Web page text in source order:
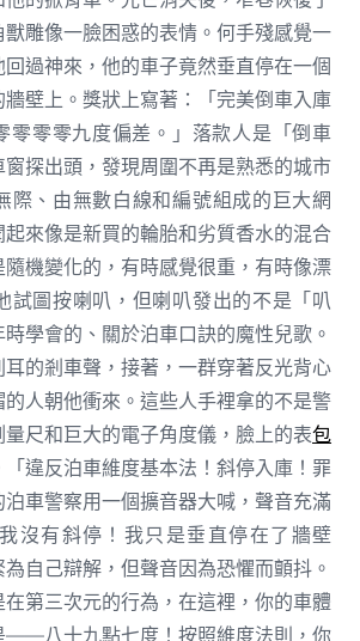
雕像一臉困惑的表情。何手殘感覺一
過神來，他的車子竟然垂直停在一個
壁上。獎狀上寫著：「完美倒車入庫
零零九度偏差。」落款人是「倒車
探出頭，發現周圍不再是熟悉的城市
際、由無數白線和編號組成的巨大網
來像是新買的輪胎和劣質香水的混合
機變化的，有時感覺很重，有時像漂
試圖按喇叭，但喇叭發出的不是「叭
學會的、關於泊車口訣的魔性兒歌。
的剎車聲，接著，一群穿著反光背心
人朝他衝來。這些人手裡拿的不是警
尺和巨大的電子角度儀，臉上的表包
違反泊車維度基本法！斜停入庫！罪
車警察用一個擴音器大喊，聲音充滿
沒有斜停！我只是垂直停在了牆壁
為自己辯解，但聲音因為恐懼而顫抖。
在第三次元的行為，在這裡，你的車體
——八十九點七度！按照維度法則，你